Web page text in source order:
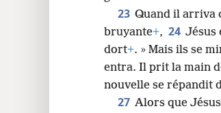
23 Quand il arriva
bruyante+, 24 Jésus
dort+. » Mais ils se
entra. Il prit la main
nouvelle se répandit
27 Alors que